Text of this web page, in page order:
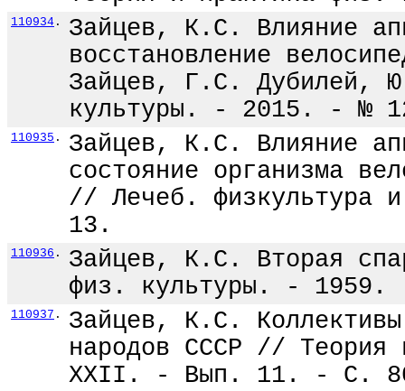
110934 .
Зайцев, К.С. Влияние
восстановление
Зайцев, Г.С. Дубилей,
культуры. - 2015. - №
110935 .
Зайцев, К.С. Влияние
состояние организма
// Лечеб.
13.
110936 .
Зайцев, К.С. Вторая
физ. культуры. -
110937 .
Зайцев, К.С.
народов СССР //
XXII. - Вып. 11. - С.